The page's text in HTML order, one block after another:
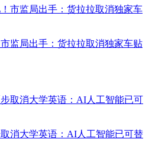
监局出手：货拉拉取消独家车贴
消大学英语：AI人工智能已可替